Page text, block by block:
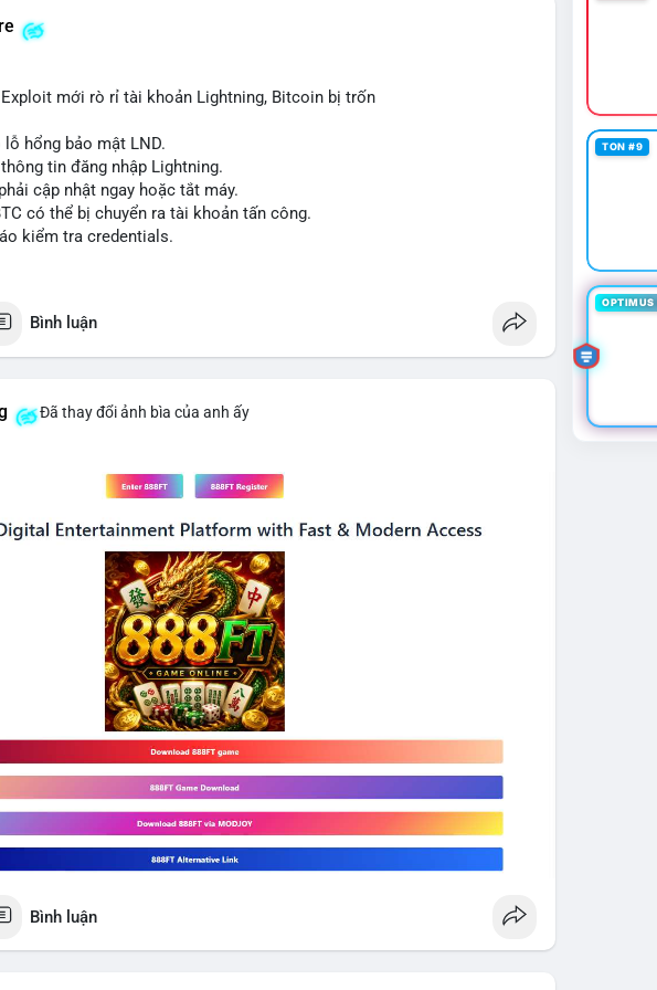
ngắn hạn lên thị trường. Tâm lý nhà đầu tư có thể dao động nhẹ khi
nhưng chưa đủ để tạo biến động giá mạnh nếu không có thêm các
hơn. Tránh hành động vội vàng dựa trên một giao dịch đơn lẻ, hãy kết
giao dịch chung và biểu đồ giá để đưa ra quyết định hợp lý.
#giaodichchuaxacnhan #biendongcung
Exploit mới rò rỉ tài khoản Lightning, Bitcoin bị trốn
lỗ hổng bảo mật LND.
tin đăng nhập Lightning.
cập nhật ngay hoặc tắt máy.
có thể bị chuyển ra tài khoản tấn công.
kiểm tra credentials.
Bình luận
Đã thay đổi ảnh bìa của anh ấy
Bình luận
TON #9
OPTIMUS